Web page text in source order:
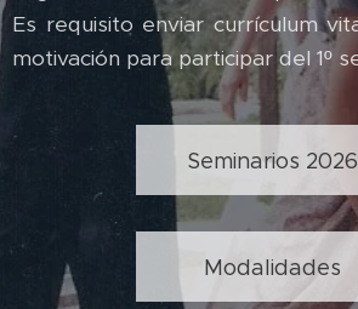
Es requisito enviar currículum
motivación para participar del 1º
Seminarios 2026
Modalidades